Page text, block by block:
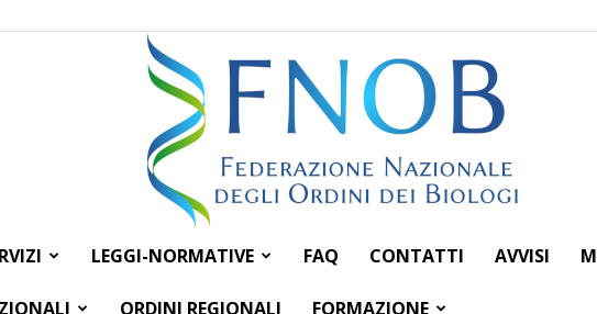
Federazione
LEGGI-NORMATIVE FAQ CONTATTI AVVISI
ORDINI REGIONALI FORMAZIONE